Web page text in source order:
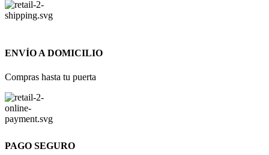
ENVÍO A DOMICILIO
Compras hasta tu puerta
PAGO SEGURO